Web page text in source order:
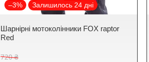
–3% Залишилось 24 дні
Шарнірні мотоколінники FOX raptor
Red
720 ₴